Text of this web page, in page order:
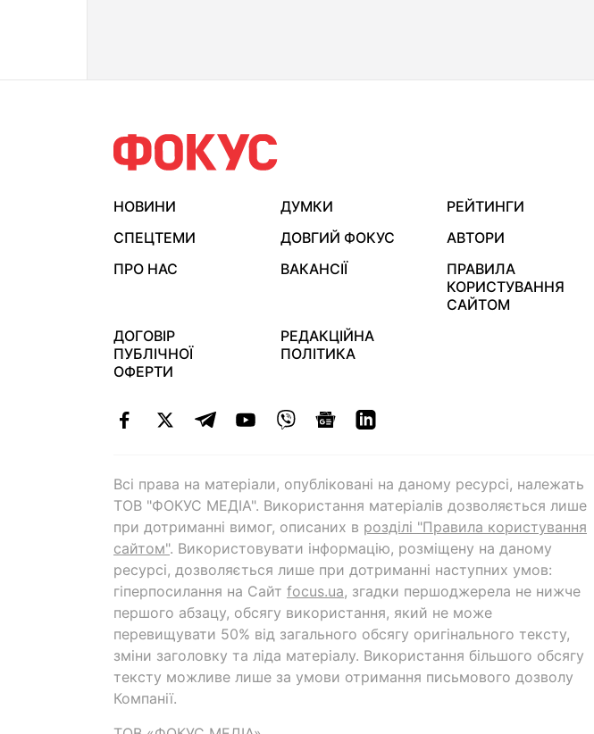
НОВИНИ ДУМКИ
РЕЙТИНГИ
СПЕЦТЕМИ
ДОВГИЙ ФОКУС
АВТОРИ
ПРО НАС
ВАКАНСІЇ
ПРАВИЛА
КОРИСТУВАННЯ
САЙТОМ
ДОГОВІР
ПУБЛІЧНОЇ
ОФЕРТИ
РЕДАКЦІЙНА
ПОЛІТИКА
Всі права на матеріали, опубліковані на даному ресурсі, належать
ТОВ "ФОКУС МЕДІА". Використання матеріалів дозволяється лише
при дотриманні вимог, описаних в розділі "Правила користування
сайтом". Використовувати інформацію, розміщену на даному
ресурсі, дозволяється лише при дотриманні наступних умов:
гіперпосилання на Cайт focus.ua, згадки першоджерела не нижче
першого абзацу, обсягу використання, який не може
перевищувати 50% від загального обсягу оригінального тексту,
зміни заголовку та ліда матеріалу. Використання більшого обсягу
тексту можливе лише за умови отримання письмового дозволу
Компанії.